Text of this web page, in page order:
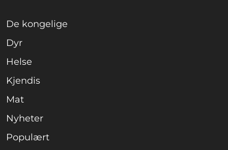
De kongelige
Dyr
Helse
Kjendis
Mat
Nyheter
Populært